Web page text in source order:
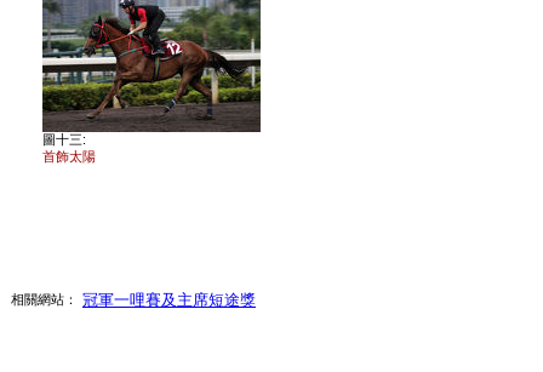
圖十三:
首飾太陽
相關網站： 冠軍一哩賽及主席短途獎